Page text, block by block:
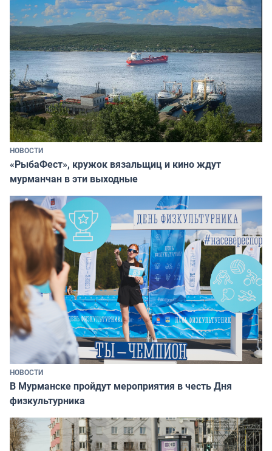
НОВОСТИ
«РыбаФест», кружок вязальщиц и кино ждут
мурманчан в эти выходные
НОВОСТИ
В Мурманске пройдут мероприятия в честь Дня
физкультурника